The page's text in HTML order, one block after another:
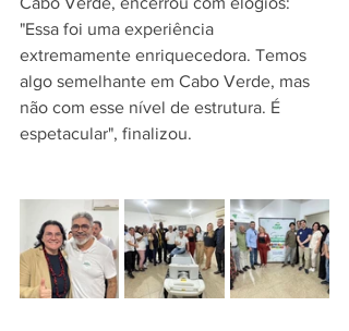
"Essa foi uma experiência
extremamente enriquecedora. Temos
algo semelhante em Cabo Verde, mas
não com esse nível de estrutura. É
espetacular", finalizou.